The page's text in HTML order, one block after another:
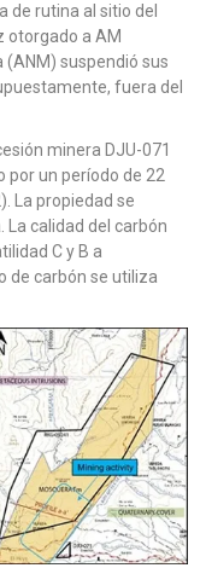
de rutina al sitio del
otorgado a AM
(ANM) suspendió sus
fuera del
minera DJU-071
por un período de 22
La propiedad se
La calidad del carbón
C y B a
de carbón se utiliza